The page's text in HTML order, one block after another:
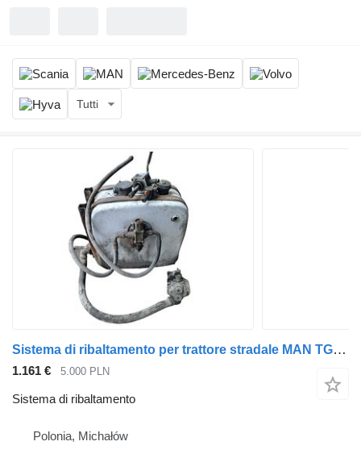
Tutti
Sistema di ribaltamento per trattore stradale MAN TGA TGX TGS
1.161 € 5.000 PLN
Sistema di ribaltamento
Polonia, Michałów